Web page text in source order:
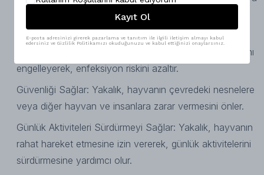
enfeksiyon bölgelerini yalamalarını engelleyerek,
iyileşme sürecini hızlandırır.
Enfeksiyonları Önler: Hayvanların kendilerini yalamalarını
engelleyerek, enfeksiyon riskini azaltır.
Güvenliği Sağlar: Yakalık, hayvanın çevredeki nesnelere
veya diğer hayvan ve insanlara zarar vermesini önler.
Günlük Aktiviteleri Sürdürmeyi Sağlar: Yakalık, hayvanın
rahat hareket etmesine izin vererek, günlük aktivitelerini
sürdürmesine yardımcı olur.
Kayıt Ol
E-posta adresinizi girerek pazarlama ve tanıtım ile ilgili iletişim almayı kabul
edersiniz ve Gizlilik Politikamızı okuduğunuzu ve kabul ettiğinizi onaylarsınız.